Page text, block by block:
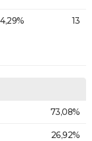
13
73,08%
26,92%